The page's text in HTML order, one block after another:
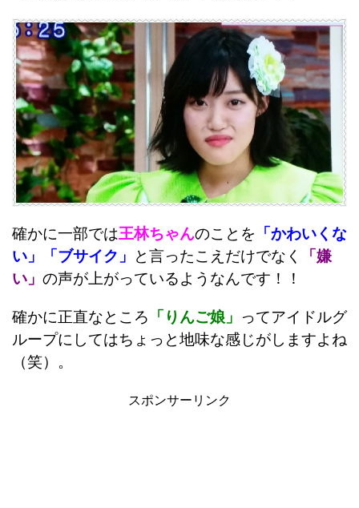
確かに一部では王林ちゃんのことを 「かわいくな
い」「ブサイク」
と言ったこえだけでなく
「嫌
い」 の声が上がっているようなんです！！
確かに正直なところ 「りんご娘」
ってアイドルグ
ループにしてはちょっと地味な感じがしますよね
（笑）。
スポンサーリンク